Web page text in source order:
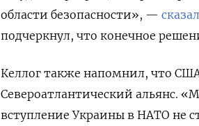
области безопасности», — сказал
подчеркнул, что конечное
Келлог также напомнил, что
Североатлантический альянс.
вступление Украины в НАТО не